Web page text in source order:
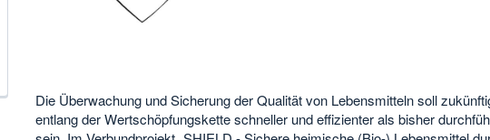
Die Überwachung und Sicherung der Qualität von Lebensmitteln soll
entlang der Wertschöpfungskette schneller und effizienter als bisher